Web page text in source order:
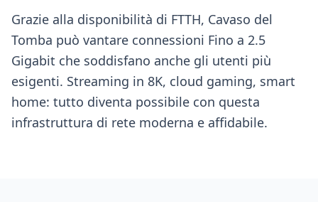
Grazie alla disponibilità di FTTH, Cavaso del
Tomba può vantare connessioni Fino a 2.5
Gigabit che soddisfano anche gli utenti più
esigenti. Streaming in 8K, cloud gaming, smart
home: tutto diventa possibile con questa
infrastruttura di rete moderna e affidabile.